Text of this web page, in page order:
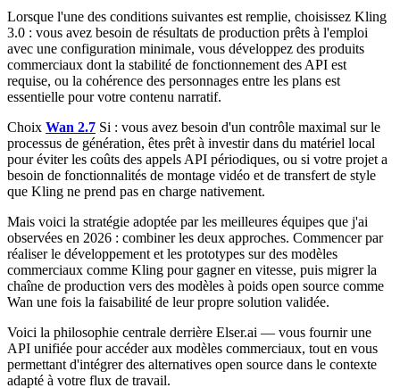
Lorsque l'une des conditions suivantes est remplie, choisissez Kling
3.0 : vous avez besoin de résultats de production prêts à l'emploi
avec une configuration minimale, vous développez des produits
commerciaux dont la stabilité de fonctionnement des API est
requise, ou la cohérence des personnages entre les plans est
essentielle pour votre contenu narratif.
Choix Wan 2.7 Si : vous avez besoin d'un contrôle maximal sur le
processus de génération, êtes prêt à investir dans du matériel local
pour éviter les coûts des appels API périodiques, ou si votre projet a
besoin de fonctionnalités de montage vidéo et de transfert de style
que Kling ne prend pas en charge nativement.
Mais voici la stratégie adoptée par les meilleures équipes que j'ai
observées en 2026 : combiner les deux approches. Commencer par
réaliser le développement et les prototypes sur des modèles
commerciaux comme Kling pour gagner en vitesse, puis migrer la
chaîne de production vers des modèles à poids open source comme
Wan une fois la faisabilité de leur propre solution validée.
Voici la philosophie centrale derrière Elser.ai — vous fournir une
API unifiée pour accéder aux modèles commerciaux, tout en vous
permettant d'intégrer des alternatives open source dans le contexte
adapté à votre flux de travail.